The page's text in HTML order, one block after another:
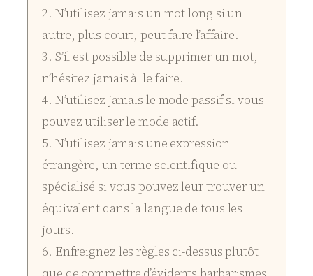
2. N’utilisez jamais un mot long si un
autre, plus court, peut faire l’affaire.
3. S’il est possible de supprimer un mot,
n’hésitez jamais à le faire.
4. N’utilisez jamais le mode passif si vous
pouvez utiliser le mode actif.
5. N’utilisez jamais une expression
étrangère, un terme scientifique ou
spécialisé si vous pouvez leur trouver un
équivalent dans la langue de tous les
jours.
6. Enfreignez les règles ci-dessus plutôt